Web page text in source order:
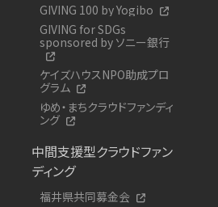
GIVING 100 by Yogibo
GIVING for SDGs
sponsored by ソニー銀行
ケイズハウスNPO助成プロ
グラム
ゆめ・まちクラウドファンディ
ング
中間支援型クラウドファン
ディング
福井県共同募金会